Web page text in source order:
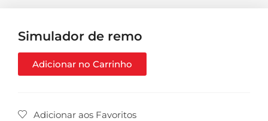
Simulador de remo
Adicionar no Carrinho
Adicionar aos Favoritos